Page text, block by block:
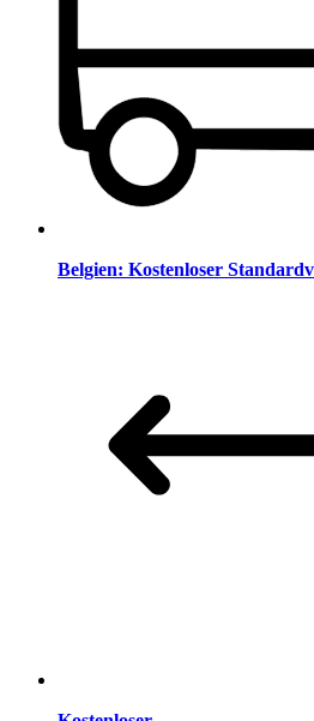
Belgien: Kostenloser